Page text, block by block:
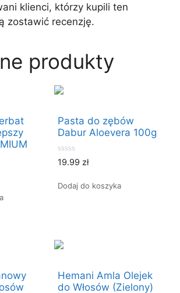
klienci, którzy kupili ten
zostawić recenzję.
produkty
Pasta do zębów
Dabur Aloevera 100g
0
t
19.99 zł
Dodaj do koszyka
Hemani Amla Olejek
do Włosów (Zielony)